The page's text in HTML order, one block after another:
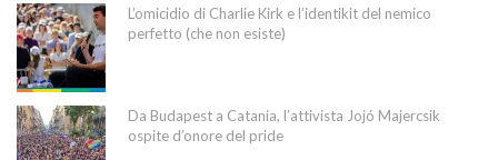
L’omicidio di Charlie Kirk e l’identikit del nemico
perfetto (che non esiste)
Da Budapest a Catania, l’attivista Jojó Majercsik
ospite d’onore del pride